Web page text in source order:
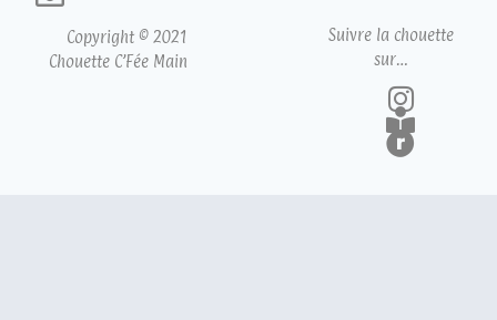
Copyright © 2021
Chouette C’Fée Main
Suivre la chouette
sur…